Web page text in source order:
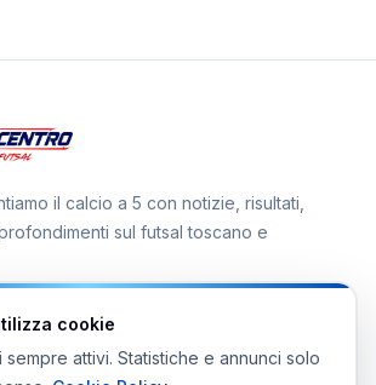
il calcio a 5 con notizie, risultati,
sul futsal toscano e
cookie
attivi. Statistiche e annunci solo